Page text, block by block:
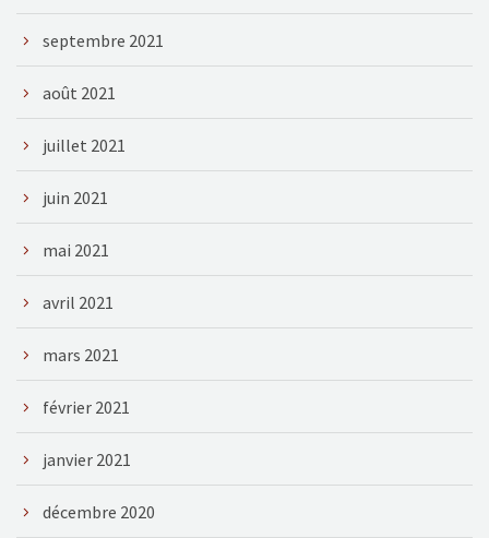
septembre 2021
août 2021
juillet 2021
juin 2021
mai 2021
avril 2021
mars 2021
février 2021
janvier 2021
décembre 2020